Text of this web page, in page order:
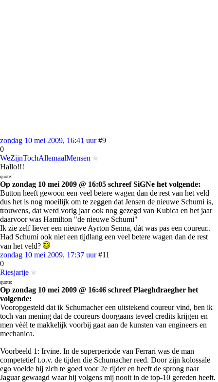
zondag 10 mei 2009, 16:41 uur #9
0
WeZijnTochAllemaalMensen
Hallo!!!
quote:
Op zondag 10 mei 2009 @ 16:05 schreef SiGNe het volgende:
Button heeft gewoon een veel betere wagen dan de rest van het veld
dus het is nog moeilijk om te zeggen dat Jensen de nieuwe Schumi is,
trouwens, dat werd vorig jaar ook nog gezegd van Kubica en het jaar
daarvoor was Hamilton "de nieuwe Schumi"
Ik zie zelf liever een nieuwe Ayrton Senna, dát was pas een coureur..
Had Schumi ook niet een tijdlang een veel betere wagen dan de rest
van het veld?
zondag 10 mei 2009, 17:37 uur #11
0
Riesjartje
quote:
Op zondag 10 mei 2009 @ 16:46 schreef Plaeghdraegher het
volgende:
Vooropgesteld dat ik Schumacher een uitstekend coureur vind, ben ik
toch van mening dat de coureurs doorgaans teveel credits krijgen en
men vèèl te makkelijk voorbij gaat aan de kunsten van engineers en
mechanica.
Voorbeeld 1: Irvine. In de superperiode van Ferrari was de man
competetief t.o.v. de tijden die Schumacher reed. Door zijn kolossale
ego voelde hij zich te goed voor 2e rijder en heeft de sprong naar
Jaguar gewaagd waar hij volgens mij nooit in de top-10 gereden heeft.